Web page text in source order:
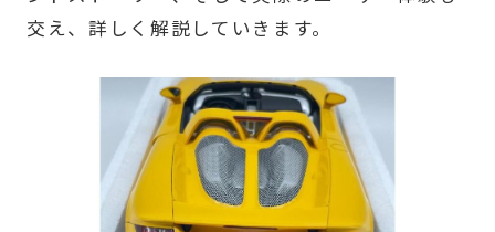
交え、詳しく解説していきます。